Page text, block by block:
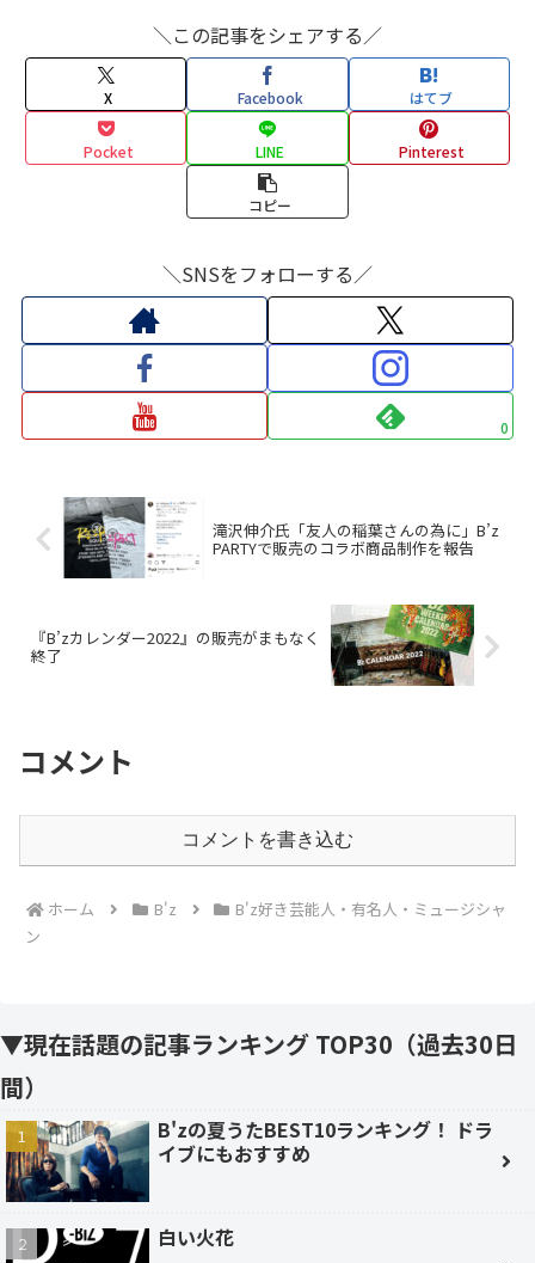
＼この記事をシェアする／
X Facebook はてブ
Pocket LINE Pinterest
コピー
＼SNSをフォローする／
0
滝沢伸介氏「友人の稲葉さんの為に」B’z
PARTYで販売のコラボ商品制作を報告
『B’zカレンダー2022』の販売がまもなく
終了
コメント
コメントを書き込む
ホーム B'z
B'z好き芸能人・有名人・ミュージシャ
ン
▼現在話題の記事ランキング TOP30（過去30日
間）
B'zの夏うたBEST10ランキング！ ドラ
イブにもおすすめ
白い火花